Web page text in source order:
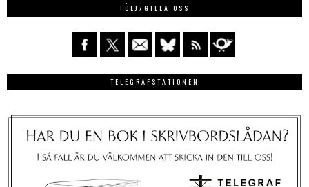
FÖLJ/GILLA OSS
TELEGRAFSTATIONEN